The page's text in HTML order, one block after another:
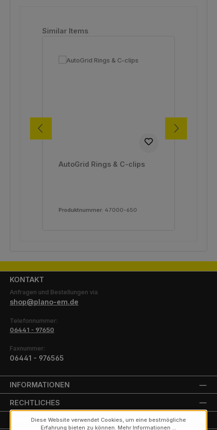
Produktgalerie überspringen
Similar Items
AutoGrid Rings & C-clips
Produktnummer: 47000-650
KONTAKT
Anfragen und Bestellungen via
shop@plano-em.de
Telefonnummer:
06441 - 97650
Faxnummer:
06441 - 976565
INFORMATIONEN
RECHTLICHES
UNSERE PARTNER
Diese Website verwendet Cookies, um eine bestmögliche
Erfahrung bieten zu können. Mehr Informationen ...